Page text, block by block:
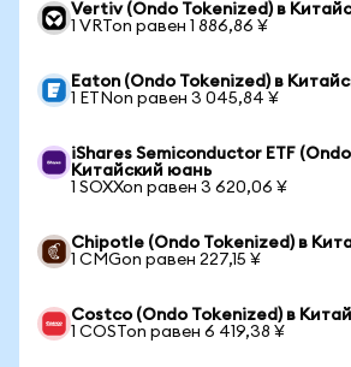
Vertiv (Ondo Tokenized) в
1 VRTon равен 1 886,86 ¥
Eaton (Ondo Tokenized) в
1 ETNon равен 3 045,84 ¥
iShares Semiconductor ETF
Китайский юань
1 SOXXon равен 3 620,06 ¥
Chipotle (Ondo Tokenized) в
1 CMGon равен 227,15 ¥
Costco (Ondo Tokenized) в
1 COSTon равен 6 419,38 ¥